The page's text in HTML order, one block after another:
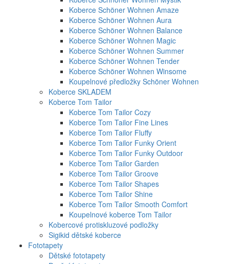
Koberce Schöner Wohnen Amaze
Koberce Schöner Wohnen Aura
Koberce Schöner Wohnen Balance
Koberce Schöner Wohnen Magic
Koberce Schöner Wohnen Summer
Koberce Schöner Wohnen Tender
Koberce Schöner Wohnen Winsome
Koupelnové předložky Schöner Wohnen
Koberce SKLADEM
Koberce Tom Tailor
Koberce Tom Tailor Cozy
Koberce Tom Tailor Fine Lines
Koberce Tom Tailor Fluffy
Koberce Tom Tailor Funky Orient
Koberce Tom Tailor Funky Outdoor
Koberce Tom Tailor Garden
Koberce Tom Tailor Groove
Koberce Tom Tailor Shapes
Koberce Tom Tailor Shine
Koberce Tom Tailor Smooth Comfort
Koupelnové koberce Tom Tailor
Kobercové protiskluzové podložky
Sigikid dětské koberce
Fototapety
Dětské fototapety